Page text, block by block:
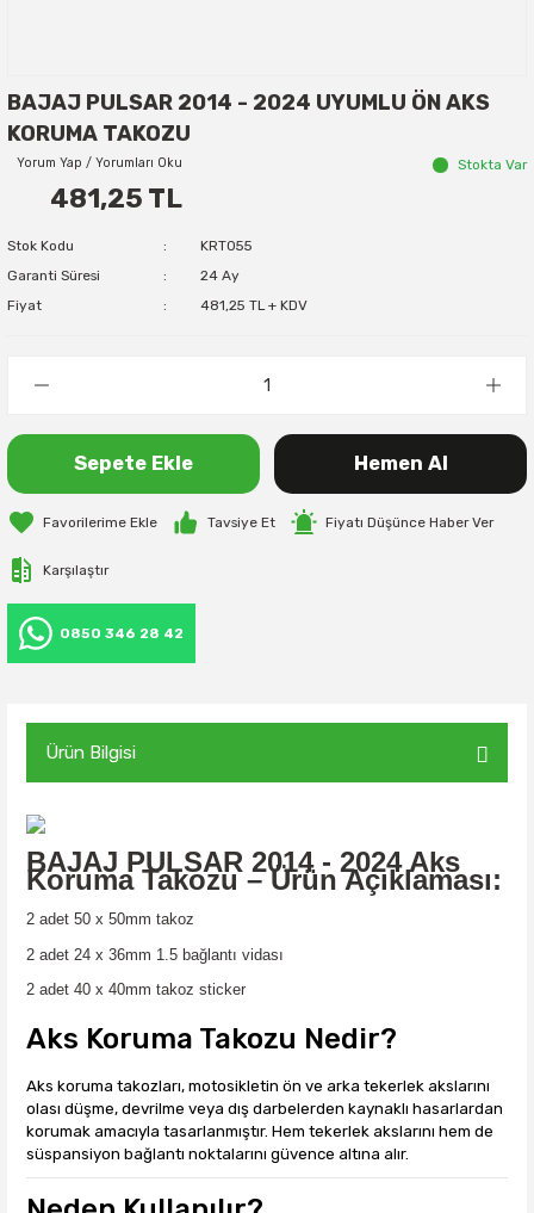
BAJAJ PULSAR 2014 - 2024 UYUMLU ÖN AKS
KORUMA TAKOZU
Yorum Yap / Yorumları Oku Stokta Var
481,25 TL
Stok Kodu
KRT055
Garanti Süresi
24 Ay
Fiyat
481,25 TL + KDV
Sepete Ekle Hemen Al
Tavsiye Et Fiyatı Düşünce Haber Ver
Karşılaştır
0850 346 28 42
Ürün Bilgisi
BAJAJ PULSAR 2014 - 2024Aks
Koruma Takozu – Ürün Açıklaması:
2 adet 50 x 50mm takoz
2 adet 24 x 36mm 1.5 bağlantı vidası
2 adet 40 x 40mm takoz sticker
Aks Koruma Takozu Nedir?
Aks koruma takozları, motosikletin ön ve arka tekerlek akslarını
olası düşme, devrilme veya dış darbelerden kaynaklı hasarlardan
korumak amacıyla tasarlanmıştır. Hem tekerlek akslarını hem de
süspansiyon bağlantı noktalarını güvence altına alır.